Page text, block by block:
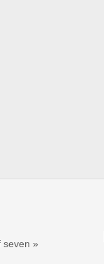
seven »